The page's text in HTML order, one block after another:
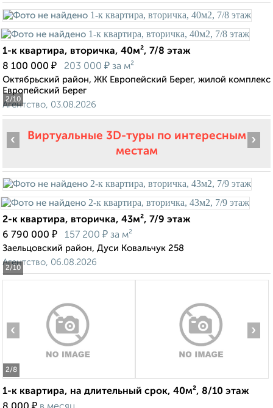
2/10
1-к квартира, вторичка, 40м², 7/8 этаж
8 100 000 ₽ 203 000 ₽ за м²
Октябрьский район, ЖК Европейский Берег, жилой комплекс
Европейский Берег
Агентство, 03.08.2026
Виртуальные 3D-туры по интересным
местам
2/10
‹ ›
2-к квартира, вторичка, 43м², 7/9 этаж
6 790 000 ₽ 157 200 ₽ за м²
Заельцовский район, Дуси Ковальчук 258
Агентство, 06.08.2026
2/8
‹ ›
1-к квартира, на длительный срок, 40м², 8/10 этаж